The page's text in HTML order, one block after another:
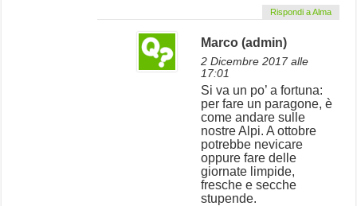
Rispondi a Alma
Marco (admin)
2 Dicembre 2017 alle
17:01
Si va un po’ a fortuna:
per fare un paragone, è
come andare sulle
nostre Alpi. A ottobre
potrebbe nevicare
oppure fare delle
giornate limpide,
fresche e secche
stupende.